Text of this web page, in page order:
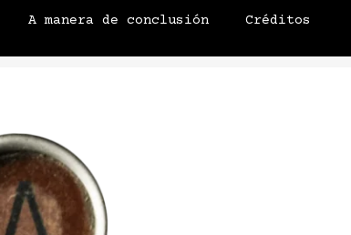
A manera de conclusión Créditos